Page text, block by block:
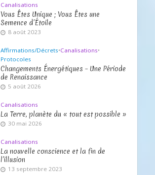
Canalisations
Vous Êtes Unique ; Vous Êtes une
Semence d’Étoile
8 août 2023
Affirmations/Décrets•Canalisations•
Protocoles
Changements Énergétiques – Une Période
de Renaissance
5 août 2026
Canalisations
La Terre, planète du « tout est possible »
30 mai 2026
Canalisations
La nouvelle conscience et la fin de
l’illusion
13 septembre 2023